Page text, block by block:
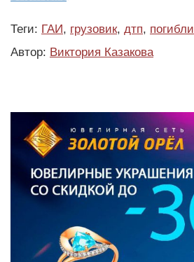
Теги: ГАИ, грузовик, дтп, погибли
Автор: Виктория Казакова